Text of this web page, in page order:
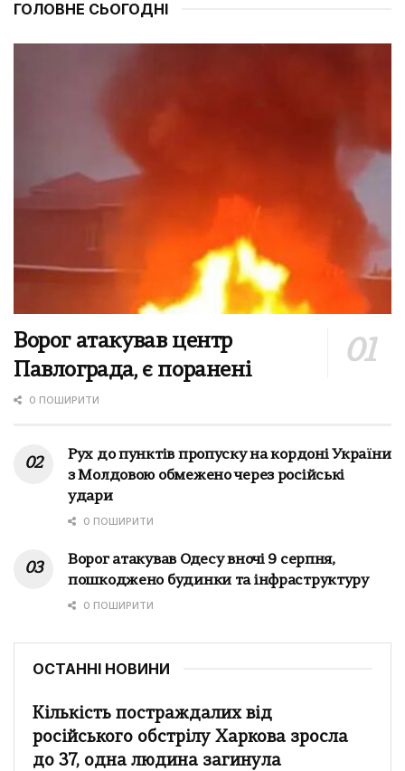
ГОЛОВНЕ СЬОГОДНІ
Ворог атакував центр
Павлограда, є поранені
0 ПОШИРИТИ
Рух до пунктів пропуску на кордоні України
з Молдовою обмежено через російські
удари
0 ПОШИРИТИ
Ворог атакував Одесу вночі 9 серпня,
пошкоджено будинки та інфраструктуру
0 ПОШИРИТИ
ОСТАННІ НОВИНИ
Кількість постраждалих від
російського обстрілу Харкова зросла
до 37, одна людина загинула